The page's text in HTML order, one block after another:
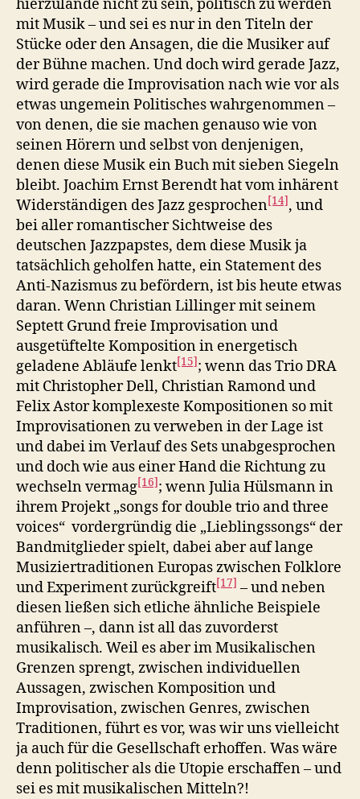
hierzulande nicht zu sein, politisch zu werden
mit Musik – und sei es nur in den Titeln der
Stücke oder den Ansagen, die die Musiker auf
der Bühne machen. Und doch wird gerade Jazz,
wird gerade die Improvisation nach wie vor als
etwas ungemein Politisches wahrgenommen –
von denen, die sie machen genauso wie von
seinen Hörern und selbst von denjenigen,
denen diese Musik ein Buch mit sieben Siegeln
bleibt. Joachim Ernst Berendt hat vom inhärent
Widerständigen des Jazz gesprochen[14], und
bei aller romantischer Sichtweise des
deutschen Jazzpapstes, dem diese Musik ja
tatsächlich geholfen hatte, ein Statement des
Anti-Nazismus zu befördern, ist bis heute etwas
daran. Wenn Christian Lillinger mit seinem
Septett Grund freie Improvisation und
ausgetüftelte Komposition in energetisch
geladene Abläufe lenkt[15]; wenn das Trio DRA
mit Christopher Dell, Christian Ramond und
Felix Astor komplexeste Kompositionen so mit
Improvisationen zu verweben in der Lage ist
und dabei im Verlauf des Sets unabgesprochen
und doch wie aus einer Hand die Richtung zu
wechseln vermag[16]; wenn Julia Hülsmann in
ihrem Projekt „songs for double trio and three
voices“ vordergründig die „Lieblingssongs“ der
Bandmitglieder spielt, dabei aber auf lange
Musiziertraditionen Europas zwischen Folklore
und Experiment zurückgreift[17] – und neben
diesen ließen sich etliche ähnliche Beispiele
anführen –, dann ist all das zuvorderst
musikalisch. Weil es aber im Musikalischen
Grenzen sprengt, zwischen individuellen
Aussagen, zwischen Komposition und
Improvisation, zwischen Genres, zwischen
Traditionen, führt es vor, was wir uns vielleicht
ja auch für die Gesellschaft erhoffen. Was wäre
denn politischer als die Utopie erschaffen – und
sei es mit musikalischen Mitteln?!